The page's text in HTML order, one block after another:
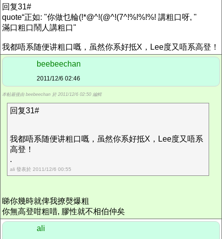
回复31#
quote“正如: "你做乜輪(!*@^!(@^!(7^!%!%!%! 講粗口呀, "
滿口粗口鬧人講粗口"
我都唔系随便讲粗口嘅，虽然你系好抵X，Lee度又唔系高登！
beebeechan
2011/12/6 02:46
本帖最後由 beebeechan 於 2011/12/6 02:50 編輯
回复31#
我都唔系随便讲粗口嘅，虽然你系好抵X，Lee度又唔系
高登！
.
ali 發表於 2011/12/6 00:55
睇你幾時就俾我撩㷫爆粗
你無高登咁粗唶, 膠性就不相伯仲矣
ali